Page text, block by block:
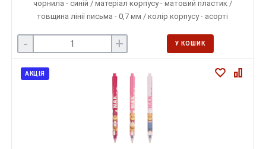
чорнила - синій / матеріал корпусу - матовий пластик /
товщина лінії письма - 0,7 мм / колір корпусу - асорті
- + У КОШИК
АКЦІЯ